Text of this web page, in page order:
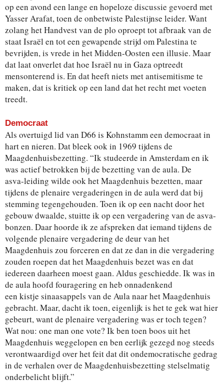
op een avond een lange en hopeloze discussie gevoerd met
Yasser Arafat, toen de onbetwiste Palestijnse leider. Want
zolang het Handvest van de plo oproept tot afbraak van de
staat Israël en tot een gewapende strijd om Palestinate
bevrijden, is vrede in het Midden-Oosten een illusie. Maar
dat laat onverlet dat hoe Israël nu in Gaza optreedt
mensonterend is. En dat heeft niets met antisemitisme te
maken, dat is kritiek op een land dat het recht met voeten
treedt.
Democraat
Als overtuigd lid van D66 is Kohnstamm een democraatin
hart en nieren. Dat bleek ook in 1969 tijdens de
Maagdenhuisbezetting. “Ik studeerde in Amsterdam en ik
was actief betrokken bij de bezetting van de aula. De
asva-leiding wilde ook het Maagdenhuis bezetten, maar
tijdens de plenaire vergaderingen in de aula werd dat bij
stemming tegengehouden. Toen ik op een nacht door het
gebouw dwaalde, stuitte ik op een vergadering van de asva-
bonzen. Daar hoorde ik ze afspreken dat iemand tijdens de
volgende plenaire vergadering de deur van het
Maagdenhuis zou forceren en dat ze dan in die vergadering
zouden roepen dat het Maagdenhuis bezet was en dat
iedereen daarheen moest gaan. Aldus geschiedde. Ik was in
de aula hoofd fouragering en heb onnadenkend
een kistje sinaasappels van de Aula naar het Maagdenhuis
gebracht. Maar, dacht ik toen, eigenlijk is het te gek wat hier
gebeurt, want de plenaire vergadering was er toch tegen?
Wat nou: one man one vote? Ik ben toen boos uit het
Maagdenhuis weggelopen en ben eerlijk gezegd nog steeds
verontwaardigd over het feit dat dit ondemocratische gedrag
in de verhalen over de Maagdenhuisbezetting stelselmatig
onderbelicht blijft.”